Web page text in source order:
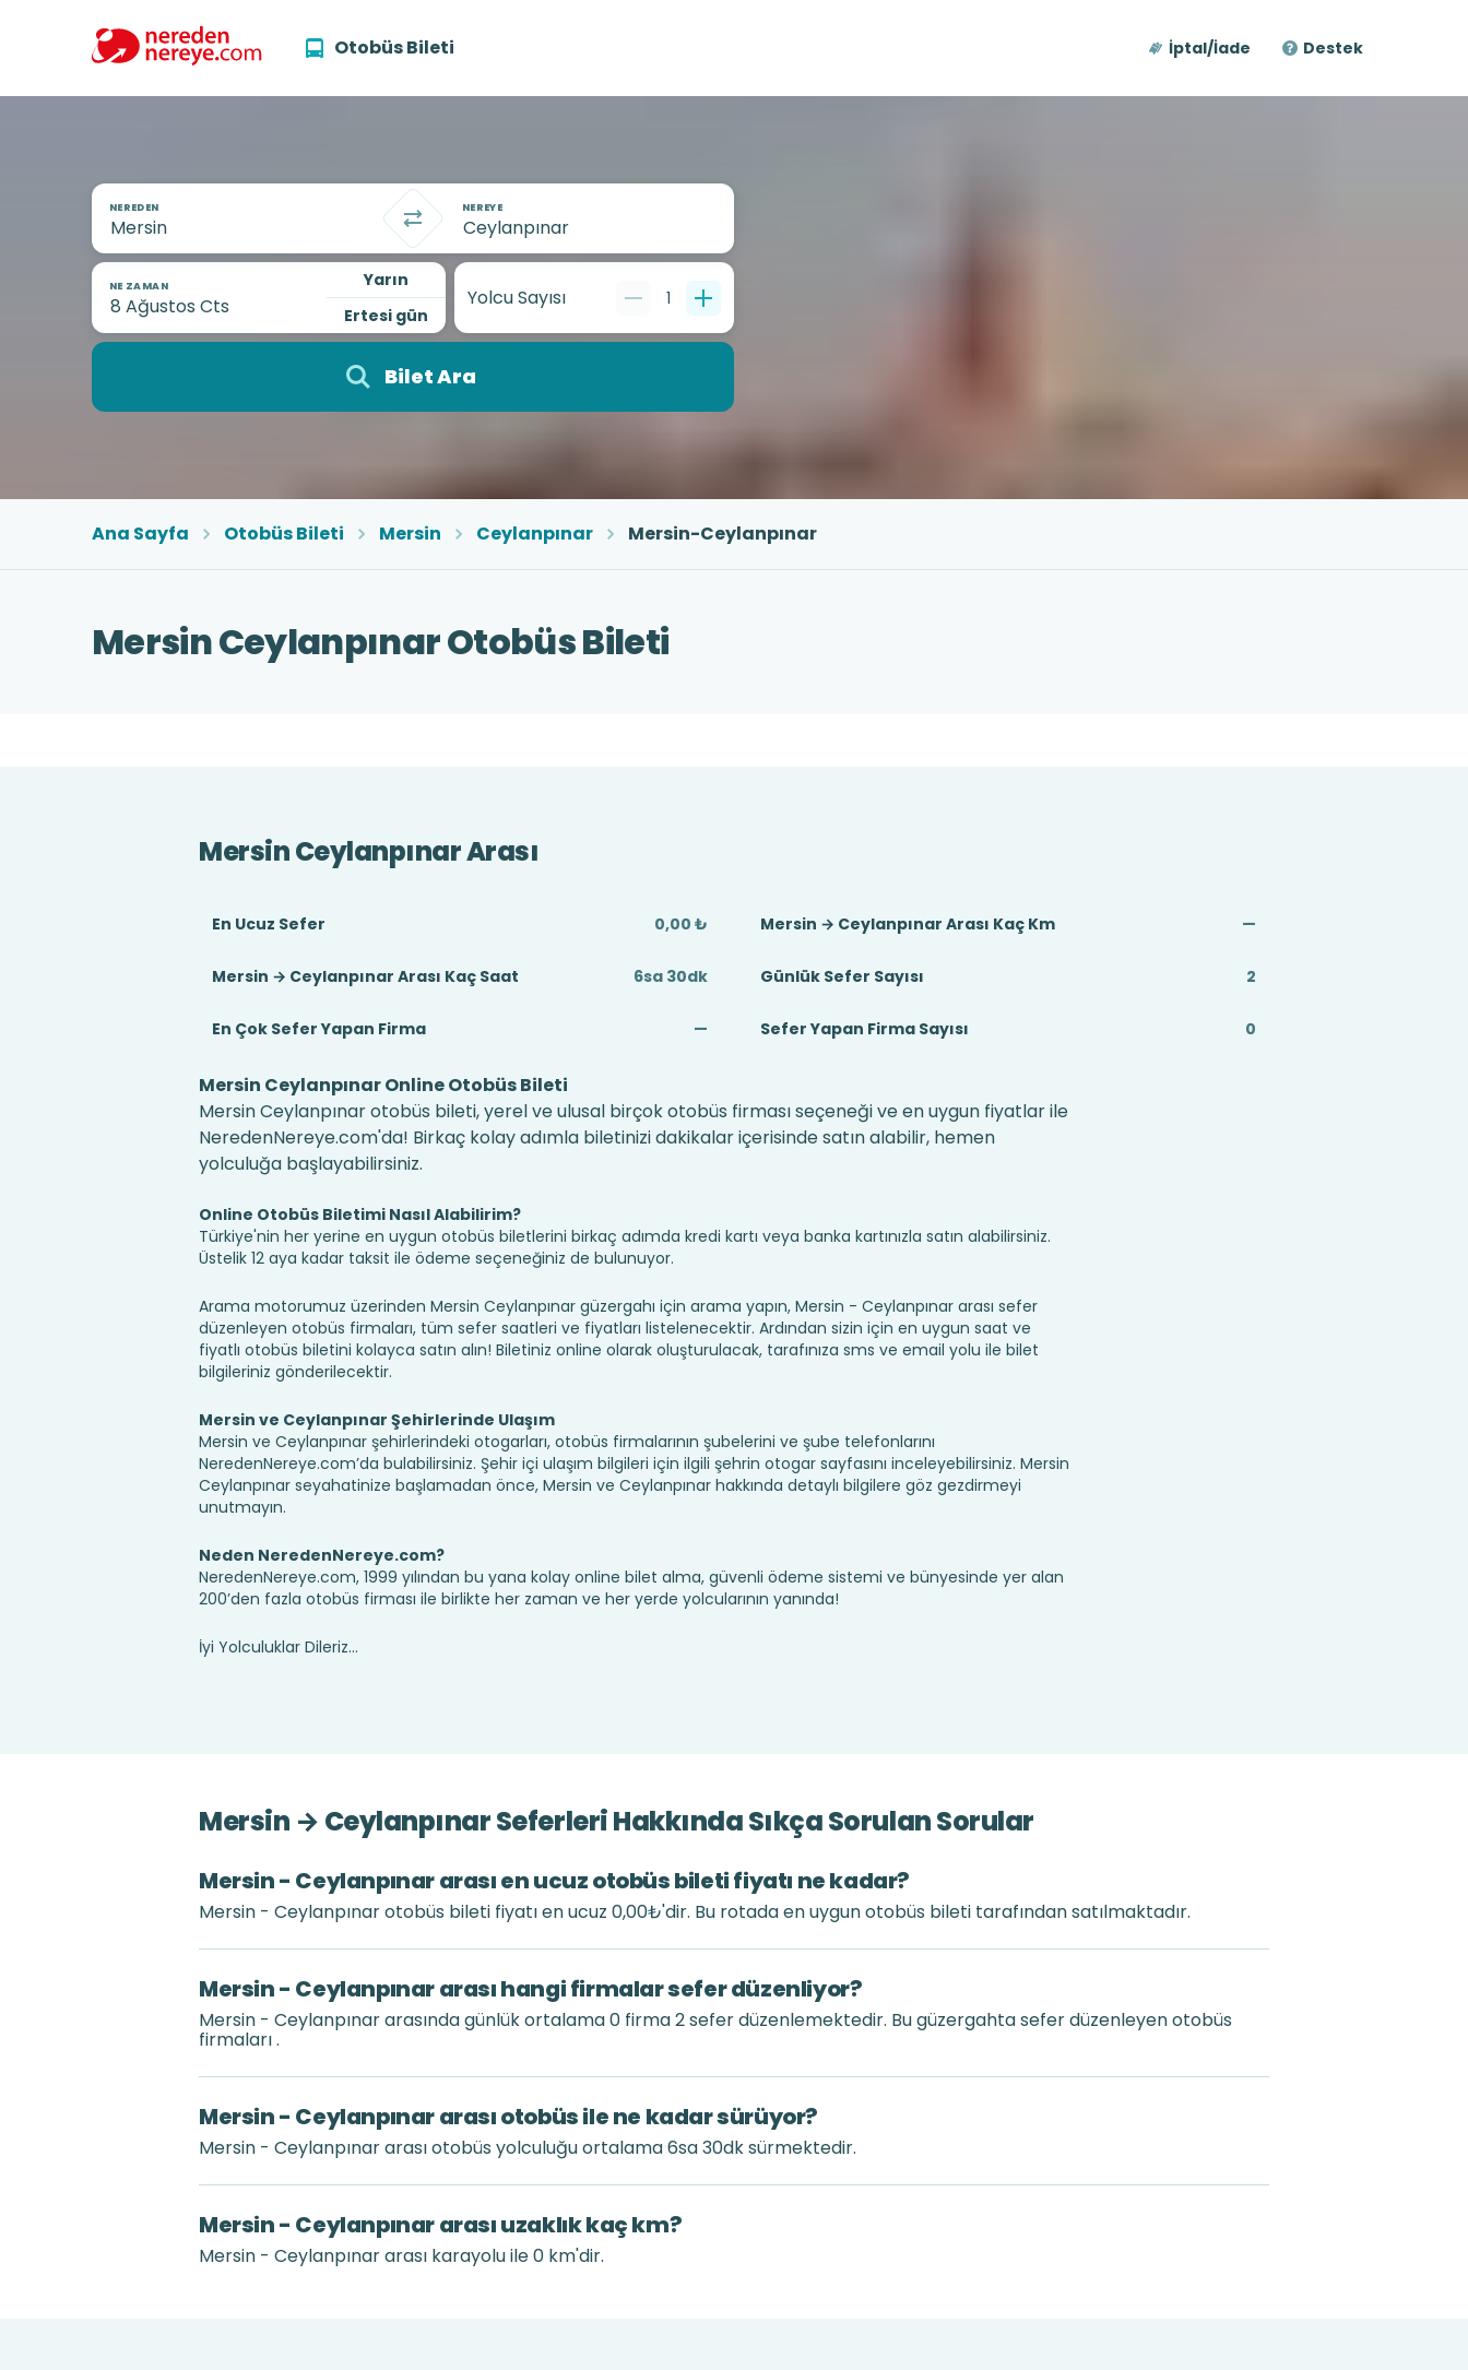
Otobüs Bileti İptal/İade Destek
NEREDEN NEREYE
NE ZAMAN
Yarın
Ertesi gün
Yolcu Sayısı 1
Bilet Ara
Ana Sayfa Otobüs Bileti Mersin Ceylanpınar Mersin-Ceylanpınar
Mersin Ceylanpınar Otobüs Bileti
Mersin Ceylanpınar Arası
En Ucuz Sefer 0,00 ₺ Mersin → Ceylanpınar Arası Kaç Km —
Mersin → Ceylanpınar Arası Kaç Saat 6sa 30dk Günlük Sefer Sayısı 2
En Çok Sefer Yapan Firma — Sefer Yapan Firma Sayısı 0
Mersin Ceylanpınar Online Otobüs Bileti
Mersin Ceylanpınar otobüs bileti, yerel ve ulusal birçok otobüs firması seçeneği ve en uygun fiyatlar ile
NeredenNereye.com'da! Birkaç kolay adımla biletinizi dakikalar içerisinde satın alabilir, hemen
yolculuğa başlayabilirsiniz.
Online Otobüs Biletimi Nasıl Alabilirim?
Türkiye'nin her yerine en uygun otobüs biletlerini birkaç adımda kredi kartı veya banka kartınızla satın alabilirsiniz.
Üstelik 12 aya kadar taksit ile ödeme seçeneğiniz de bulunuyor.
Arama motorumuz üzerinden Mersin Ceylanpınar güzergahı için arama yapın, Mersin - Ceylanpınar arası sefer
düzenleyen otobüs firmaları, tüm sefer saatleri ve fiyatları listelenecektir. Ardından sizin için en uygun saat ve
fiyatlı otobüs biletini kolayca satın alın! Biletiniz online olarak oluşturulacak, tarafınıza sms ve email yolu ile bilet
bilgileriniz gönderilecektir.
Mersin ve Ceylanpınar Şehirlerinde Ulaşım
Mersin ve Ceylanpınar şehirlerindeki otogarları, otobüs firmalarının şubelerini ve şube telefonlarını
NeredenNereye.com’da bulabilirsiniz. Şehir içi ulaşım bilgileri için ilgili şehrin otogar sayfasını inceleyebilirsiniz. Mersin
Ceylanpınar seyahatinize başlamadan önce, Mersin ve Ceylanpınar hakkında detaylı bilgilere göz gezdirmeyi
unutmayın.
Neden NeredenNereye.com?
NeredenNereye.com, 1999 yılından bu yana kolay online bilet alma, güvenli ödeme sistemi ve bünyesinde yer alan
200’den fazla otobüs firması ile birlikte her zaman ve her yerde yolcularının yanında!
İyi Yolculuklar Dileriz...
Mersin → Ceylanpınar Seferleri Hakkında Sıkça Sorulan Sorular
Mersin - Ceylanpınar arası en ucuz otobüs bileti fiyatı ne kadar?
Mersin - Ceylanpınar otobüs bileti fiyatı en ucuz 0,00₺'dir. Bu rotada en uygun otobüs bileti tarafından satılmaktadır.
Mersin - Ceylanpınar arası hangi firmalar sefer düzenliyor?
Mersin - Ceylanpınar arasında günlük ortalama 0 firma 2 sefer düzenlemektedir. Bu güzergahta sefer düzenleyen otobüs
firmaları .
Mersin - Ceylanpınar arası otobüs ile ne kadar sürüyor?
Mersin - Ceylanpınar arası otobüs yolculuğu ortalama 6sa 30dk sürmektedir.
Mersin - Ceylanpınar arası uzaklık kaç km?
Mersin - Ceylanpınar arası karayolu ile 0 km'dir.